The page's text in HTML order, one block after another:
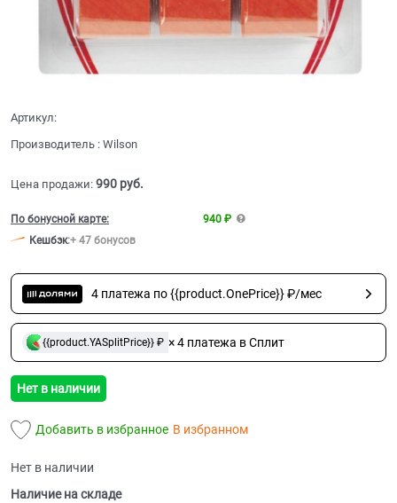
Артикул:
Производитель : Wilson
Цена продажи: 990 руб.
По бонусной карте:
940 ₽
Кешбэк:+ 47 бонусов
4 платежа по {{product.OnePrice}} ₽/мес
{{product.YASplitPrice}} ₽ × 4 платежа в Сплит
Нет в наличии
Добавить в избранное В избранном
Нет в наличии
Наличие на складе